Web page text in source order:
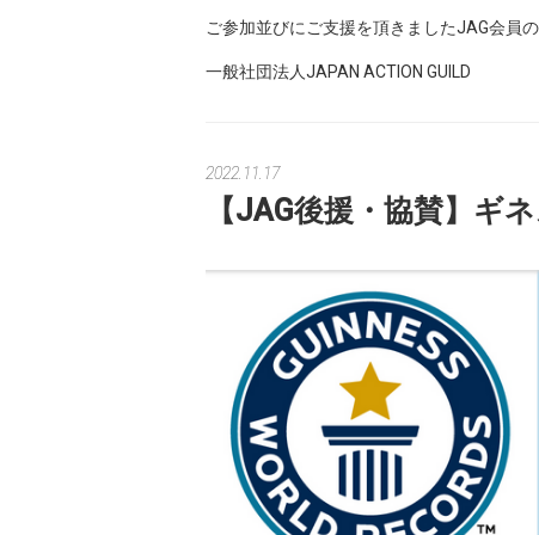
ご参加並びにご支援を頂きましたJAG会員
一般社団法人JAPAN ACTION GUILD
2022.11.17
【JAG後援・協賛】ギ